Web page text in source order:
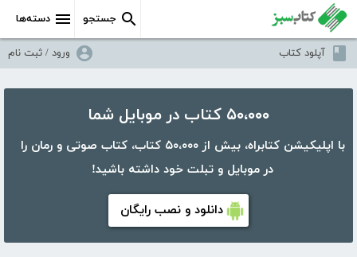
دسته‌ها جستجو
آپلود کتاب ورود / ثبت نام
۵۰،۰۰۰ کتاب در موبایل شما
با اپلیکیشن کتابراه، بیش از ۵۰،۰۰۰ کتاب، کتاب صوتی و رمان را
در موبایل و تبلت خود داشته باشید!
دانلود و نصب رایگان